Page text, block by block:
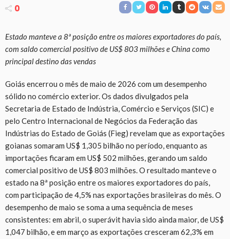
0
Estado manteve a 8ª posição entre os maiores exportadores do país,
com saldo comercial positivo de US$ 803 milhões e China como
principal destino das vendas
Goiás encerrou o mês de maio de 2026 com um desempenho
sólido no comércio exterior. Os dados divulgados pela
Secretaria de Estado de Indústria, Comércio e Serviços (SIC) e
pelo Centro Internacional de Negócios da Federação das
Indústrias do Estado de Goiás (Fieg) revelam que as exportações
goianas somaram US$ 1,305 bilhão no período, enquanto as
importações ficaram em US$ 502 milhões, gerando um saldo
comercial positivo de US$ 803 milhões. O resultado manteve o
estado na 8ª posição entre os maiores exportadores do país,
com participação de 4,5% nas exportações brasileiras do mês. O
desempenho de maio se soma a uma sequência de meses
consistentes: em abril, o superávit havia sido ainda maior, de US$
1,047 bilhão, e em março as exportações cresceram 62,3% em